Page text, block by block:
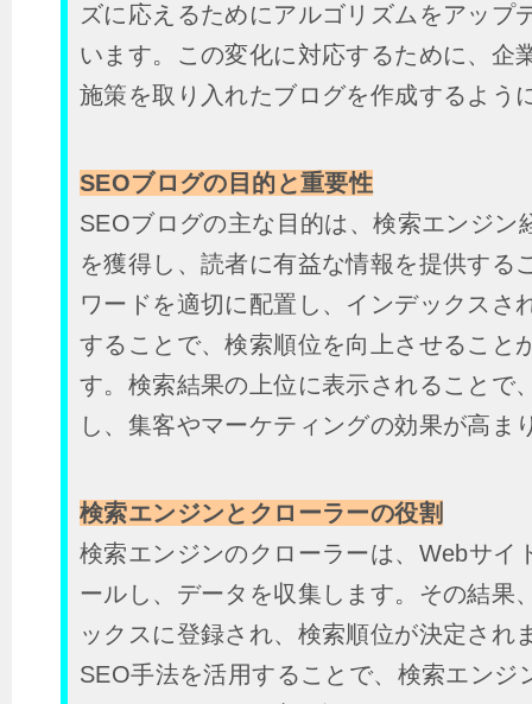
ズに応えるためにアルゴリズムをアップ
います。この変化に対応するために、企
施策を取り入れたブログを作成するよう
SEOブログの目的と重要性
SEOブログの主な目的は、検索エンジン
を獲得し、読者に有益な情報を提供する
ワードを適切に配置し、インデックスさ
することで、検索順位を向上させること
す。検索結果の上位に表示されることで
し、集客やマーケティングの効果が高ま
検索エンジンとクローラーの役割
検索エンジンのクローラーは、Webサイ
ールし、データを収集します。その結果
ックスに登録され、検索順位が決定され
SEO手法を活用することで、検索エンジ